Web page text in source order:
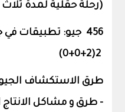
(رحلة حقلية لمدة ثلاث
456 جيو: تطبيقات
2(2+0+0)
طرق الاستكشاف
- طرق و مشاكل الانتاج